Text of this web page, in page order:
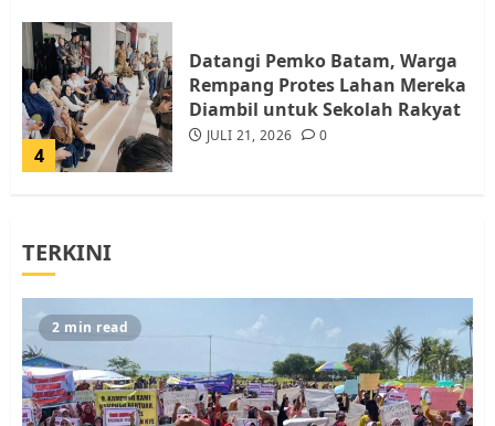
4
Datangi Pemko Batam, Warga
Rempang Protes Lahan Mereka
Diambil untuk Sekolah Rakyat
JULI 21, 2026 0
5
Resahkan Warga
JULI 17, 2026 0
Warga Pulau Rempang Serukan
TERKINI
2 min read